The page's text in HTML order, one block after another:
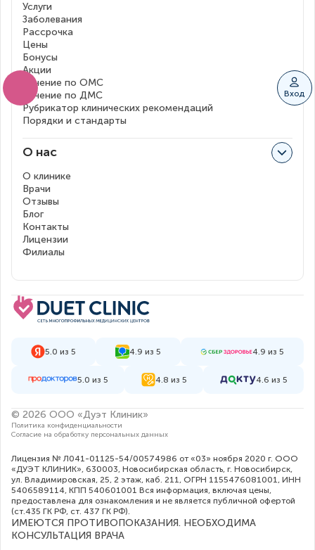
Вход
Услуги
Заболевания
Рассрочка
Цены
Бонусы
Акции
Лечение по ОМС
Лечение по ДМС
Рубрикатор клинических рекомендаций
Порядки и стандарты
О нас
О клинике
Врачи
Отзывы
Блог
Контакты
Лицензии
Филиалы
5.0 из 5 4.9 из 5 4.9 из 5
5.0 из 5 4.8 из 5 4.6 из 5
© 2026 ООО «Дуэт Клиник»
Политика конфиденциальности
Согласие на обработку персональных данных
Лицензия № Л041-01125-54/00574986 от «03» ноября 2020 г. ООО
«ДУЭТ КЛИНИК», 630003, Новосибирская область, г. Новосибирск,
ул. Владимировская, 25, 2 этаж, каб. 211, ОГРН 1155476081001, ИНН
5406589114, КПП 540601001 Вся информация, включая цены,
предоставлена для ознакомления и не является публичной офертой
(ст.435 ГК РФ, cт. 437 ГК РФ).
ИМЕЮТСЯ ПРОТИВОПОКАЗАНИЯ. НЕОБХОДИМА
КОНСУЛЬТАЦИЯ ВРАЧА